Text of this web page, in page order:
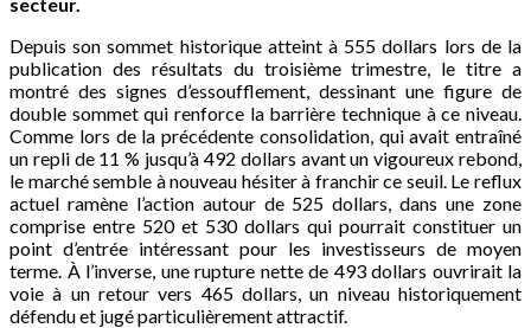
Depuis son sommet historique atteint à 555 dollars lors de la
publication des résultats du troisième trimestre, le titre a
montré des signes d’essoufflement, dessinant une figure de
double sommet qui renforce la barrière technique à ce niveau.
Comme lors de la précédente consolidation, qui avait entraîné
un repli de 11 % jusqu’à 492 dollars avant un vigoureux rebond,
le marché semble à nouveau hésiter à franchir ce seuil. Le reflux
actuel ramène l’action autour de 525 dollars, dans une zone
comprise entre 520 et 530 dollars qui pourrait constituer un
point d’entrée intéressant pour les investisseurs de moyen
terme. À l’inverse, une rupture nette de 493 dollars ouvrirait la
voie à un retour vers 465 dollars, un niveau historiquement
défendu et jugé particulièrement attractif.